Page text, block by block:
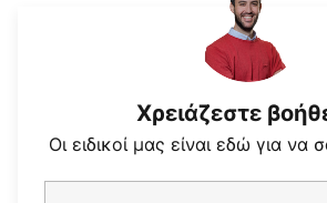
Χρειάζεστε
Οι ειδικοί μας είναι εδώ για να